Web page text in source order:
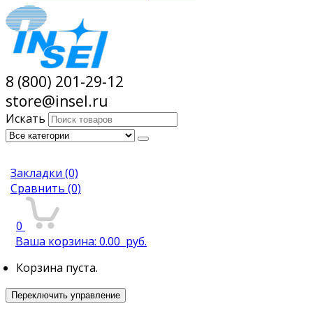
8 (800) 201-29-12
store@insel.ru
Искать
Закладки (0)
Сравнить (0)
0
Ваша корзина: 0.00 руб.
Корзина пуста.
Переключить управление